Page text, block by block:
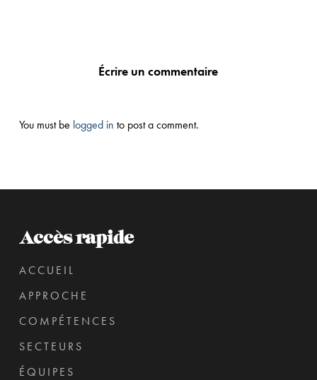
Écrire un commentaire
You must be logged in to post a comment.
Accès rapide
ACCUEIL
APPROCHE
COMPÉTENCES
SECTEURS
ÉQUIPES